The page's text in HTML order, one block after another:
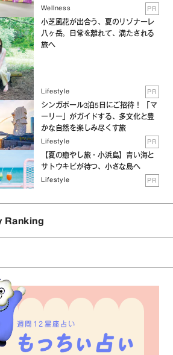
Wellness PR
小芝風花が出合う、夏のリゾナーレ
八ヶ岳。日常を離れて、満たされる
旅へ
Lifestyle PR
シンガポール3泊5日にご招待！ 「マ
ーリー」がガイドする、多文化と豊
かな自然を楽しみ尽くす旅
Lifestyle PR
【夏の癒やし旅・小浜島】青い海と
サトウキビが待つ、小さな島へ
Lifestyle PR
Ranking
週間12星座占い